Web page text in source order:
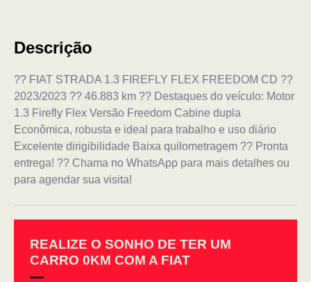
Descrição
?? FIAT STRADA 1.3 FIREFLY FLEX FREEDOM CD ??
2023/2023 ?? 46.883 km ?? Destaques do veículo: Motor
1.3 Firefly Flex Versão Freedom Cabine dupla
Econômica, robusta e ideal para trabalho e uso diário
Excelente dirigibilidade Baixa quilometragem ?? Pronta
entrega! ?? Chama no WhatsApp para mais detalhes ou
para agendar sua visita!
REALIZE O SONHO DE TER UM
CARRO 0KM COM A FIAT